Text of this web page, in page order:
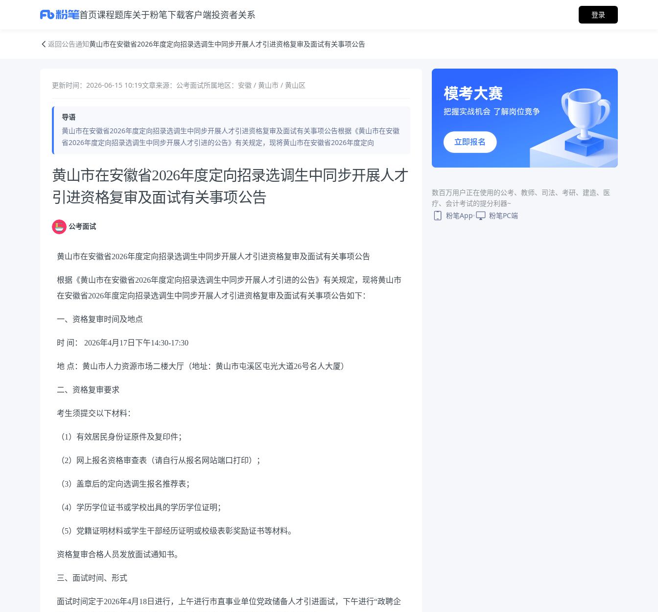
首页课程题库关于粉笔下载客户端投资者关系 登录
返回公告通知黄山市在安徽省2026年度定向招录选调生中同步开展人才引进资格复审及面试有关事项公告
更新时间：2026-06-15 10:19文章来源：公考面试所属地区：安徽 / 黄山市 / 黄山区
导语
黄山市在安徽省2026年度定向招录选调生中同步开展人才引进资格复审及面试有关事项公告根据《黄山市在安徽
省2026年度定向招录选调生中同步开展人才引进的公告》有关规定，现将黄山市在安徽省2026年度定向
公告正文
黄山市在安徽省2026年度定向招录选调生中同步开展人才
引进资格复审及面试有关事项公告
公考面试
黄山市在安徽省2026年度定向招录选调生中同步开展人才引进资格复审及面试有关事项公告
根据《黄山市在安徽省2026年度定向招录选调生中同步开展人才引进的公告》有关规定，现将黄山市
在安徽省2026年度定向招录选调生中同步开展人才引进资格复审及面试有关事项公告如下：
一、资格复审时间及地点
时 间： 2026年4月17日下午14:30-17:30
地 点：黄山市人力资源市场二楼大厅（地址：黄山市屯溪区屯光大道26号名人大厦）
二、资格复审要求
考生须提交以下材料：
（1）有效居民身份证原件及复印件；
（2）网上报名资格审查表（请自行从报名网站端口打印）；
（3）盖章后的定向选调生报名推荐表；
（4）学历学位证书或学校出具的学历学位证明；
（5）党籍证明材料或学生干部经历证明或校级表彰奖励证书等材料。
资格复审合格人员发放面试通知书。
三、面试时间、形式
面试时间定于2026年4月18日进行，上午进行市直事业单位党政储备人才引进面试，下午进行“政聘企
数百万用户正在使用的公考、教师、司法、考研、建造、医
疗、会计考试的提分利器~
粉笔App
粉笔PC端